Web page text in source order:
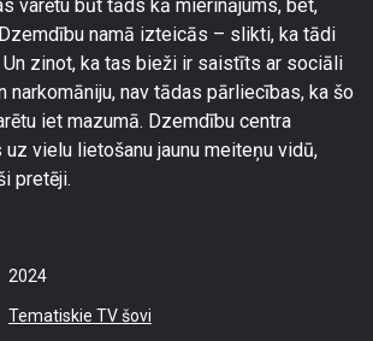
varētu būt tāds kā mierinājums, bet,
namā izteicās – slikti, ka tādi
zinot, ka tas bieži ir saistīts ar sociāli
narkomāniju, nav tādas pārliecības, ka šo
iet mazumā. Dzemdību centra
vielu lietošanu jaunu meiteņu vidū,
pretēji.
2024
Tematiskie TV šovi